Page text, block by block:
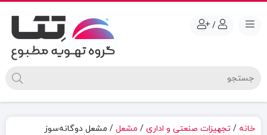
/
خانه / تجهیزات صنعتی و اداری / مشعل / مشعل دوگانه‌سوز